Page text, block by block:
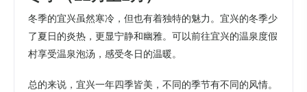
冬季的宜兴虽然寒冷，但也有着独特的魅力。宜兴的冬季少
了夏日的炎热，更显宁静和幽雅。可以前往宜兴的温泉度假
村享受温泉泡汤，感受冬日的温暖。
总的来说，宜兴一年四季皆美，不同的季节有不同的风情。